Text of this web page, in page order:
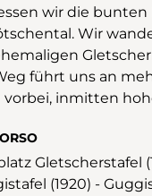
wir die bunten
Wir
führt uns an
vorbei, inmitten
Gletscherstafel
(1920) -